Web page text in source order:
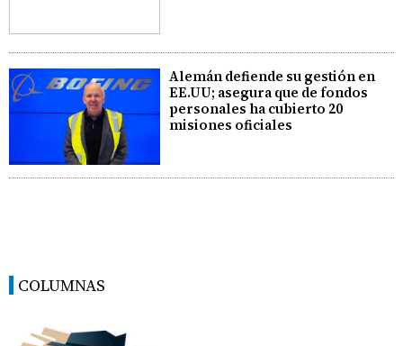
Alemán defiende su gestión en
EE.UU; asegura que de fondos
personales ha cubierto 20
misiones oficiales
COLUMNAS